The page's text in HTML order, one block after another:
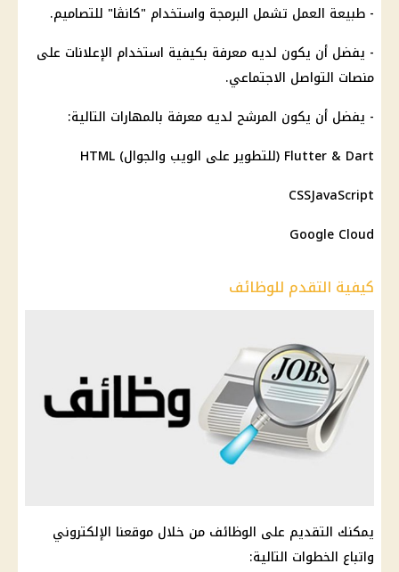
- طبيعة العمل تشمل البرمجة واستخدام "كانڤا" للتصاميم.
- يفضل أن يكون لديه معرفة بكيفية استخدام الإعلانات على
منصات التواصل الاجتماعي.
- يفضل أن يكون المرشح لديه معرفة بالمهارات التالية:
Flutter & Dart (للتطوير على الويب والجوال) HTML
CSSJavaScript
Google Cloud
كيفية التقدم للوظائف
يمكنك التقديم على الوظائف من خلال موقعنا الإلكتروني
واتباع الخطوات التالية: